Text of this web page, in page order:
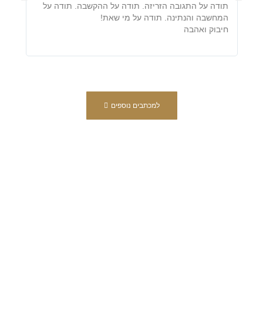
תודה על התגובה הזריזה. תודה על ההקשבה. תודה על
המחשבה והנתינה. תודה על מי שאת!
חיבוק ואהבה
למכתבים נוספים